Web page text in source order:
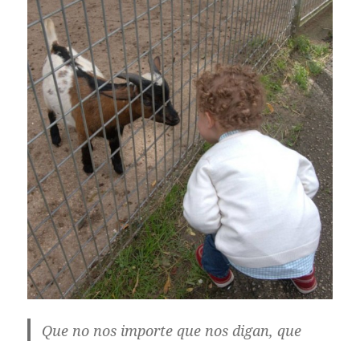
Que no nos importe que nos digan, que